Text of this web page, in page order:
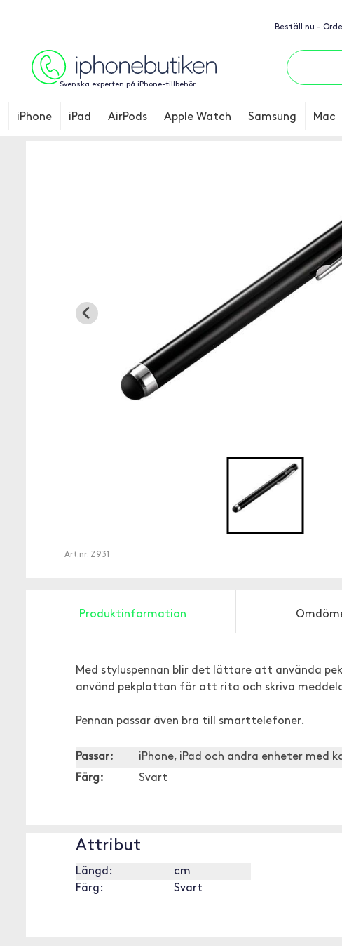
Beställ nu -
Svenska experten på iPhone-tillbehör
iPhone iPad AirPods Apple Watch Samsung Mac
Art.nr. Z931
Produktinformation
Med styluspennan blir det lättare att använda
använd pekplattan för att rita och skriva
Pennan passar även bra till smarttelefoner.
Passar:
iPhone, iPad och andra enheter med
Färg:
Svart
Attribut
Längd:
cm
Färg:
Svart